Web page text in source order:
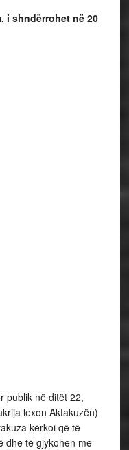
i shndërrohet në 20
publik në ditët 22,
lexon Aktakuzën)
kërkoi që të
dhe të gjykohen me